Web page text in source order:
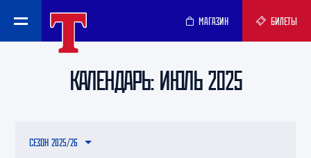
МАГАЗИН БИЛЕТЫ
КАЛЕНДАРЬ: ИЮЛЬ 2025
СЕЗОН 2025/26